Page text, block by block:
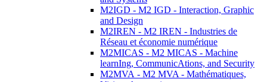
M2IGD - M2 IGD - Interaction, Graphic
and Design
M2IREN - M2 IREN - Industries de
Réseau et économie numérique
M2MICAS - M2 MICAS - Machine
learnIng, CommunicAtions, and Security
M2MVA - M2 MVA - Mathématiques,